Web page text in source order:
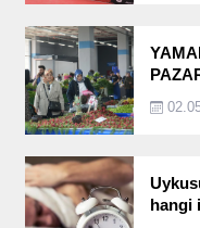
hangi